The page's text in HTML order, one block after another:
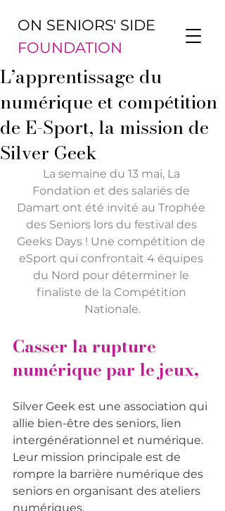
ON SENIORS' SIDE
FOUNDATION
L’apprentissage du
numérique et compétition
de E-Sport, la mission de
Silver Geek
La semaine du 13 mai, La
Fondation et des salariés de
Damart ont été invité au Trophée
des Seniors lors du festival des
Geeks Days ! Une compétition de
eSport qui confrontait 4 équipes
du Nord pour déterminer le
finaliste de la Compétition
Nationale.
Casser la rupture
numérique par le jeux,
Silver Geek est une association qui
allie bien-être des seniors, lien
intergénérationnel et numérique.
Leur mission principale est de
rompre la barrière numérique des
seniors en organisant des ateliers
numériques.